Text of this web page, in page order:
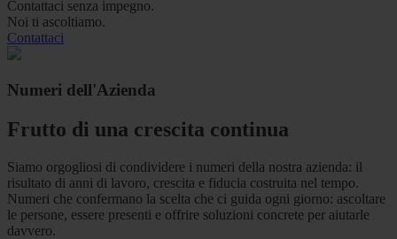
Contattaci senza impegno.
Noi ti ascoltiamo.
Contattaci
Numeri dell'Azienda
Frutto di una crescita continua
Siamo orgogliosi di condividere i numeri della nostra azienda: il
risultato di anni di lavoro, crescita e fiducia costruita nel tempo.
Numeri che confermano la scelta che ci guida ogni giorno: ascoltare
le persone, essere presenti e offrire soluzioni concrete per aiutarle
davvero.